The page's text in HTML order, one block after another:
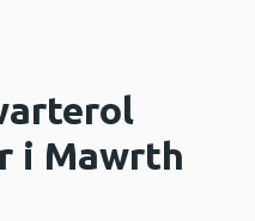
i Mawrth